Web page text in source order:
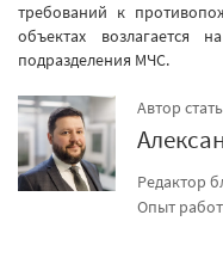
требований к
объектах возлагается
подразделения МЧС.
Автор
Редактор
Опыт